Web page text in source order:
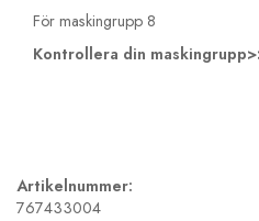
För maskingrupp 8
Kontrollera din
Artikelnummer:
767433004